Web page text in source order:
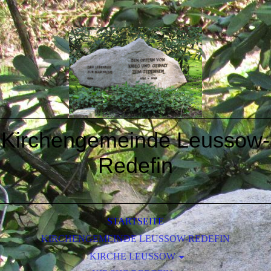
Kirchengemeinde Leussow-
Redefin
STARTSEITE
KIRCHENGEMEINDE LEUSSOW-REDEFIN
KIRCHE LEUSSOW